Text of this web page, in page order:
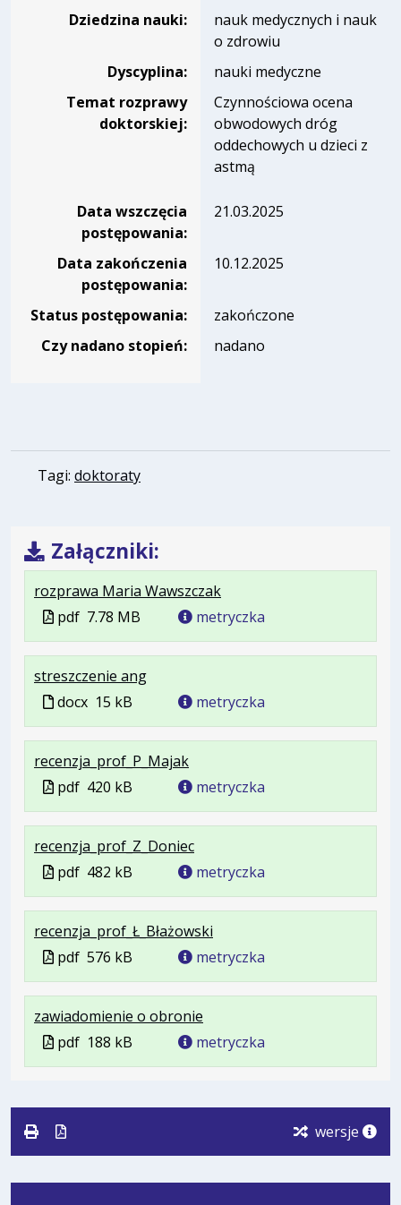
Dziedzina nauki:
nauk medycznych i nauk
o zdrowiu
Dyscyplina:
nauki medyczne
Temat rozprawy
doktorskiej:
Czynnościowa ocena
obwodowych dróg
oddechowych u dzieci z
astmą
Data wszczęcia
postępowania:
21.03.2025
Data zakończenia
postępowania:
10.12.2025
Status postępowania:
zakończone
Czy nadano stopień:
nadano
Tagi: doktoraty
Załączniki:
rozprawa Maria Wawszczak.
Plik
w
formacie:
.
Rozmiar
pliku:
7.78
.
Otwiera
się
w
karcie.
Plik
w
formacie
pdf 7.78 MB metryczka
streszczenie ang.
formacie:
docx
.
Rozmiar
15
kB
Plik
w
formacie
docx 15 kB metryczka
recenzja_prof_P_Majak.
Plik
formacie:
pdf
.
Rozmiar
420
kB
.
Otwiera
w
nowej
karcie.
Plik
w
formacie
pdf 420 kB metryczka
recenzja_prof_Z_Doniec.
Plik
formacie:
pdf
.
Rozmiar
pliku:
482
kB
.
Otwiera
w
nowej
karcie.
Plik
w
formacie
pdf 482 kB metryczka
recenzja_prof_Ł_Błażowski
Plik
formacie:
Rozmiar
pliku:
576
Otwiera
się
w
karcie.
Plik
w
formacie
pdf 576 kB metryczka
zawiadomienie o obronie
Plik
Rozmiar
pliku:
Otwiera
Plik
w
pdf 188 kB metryczka
wersje